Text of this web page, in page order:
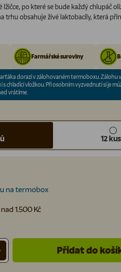
po které se bude každý chlupáč
trhu obsahuje živé laktobacily, která
Farmářské suroviny
dorazí v zálohovaném termoboxu. Zálohu
chladicí vložkou. Při osobním vyzvednutí si je
vrátíme.
12
na termobox
1.500 Kč
Přidat do